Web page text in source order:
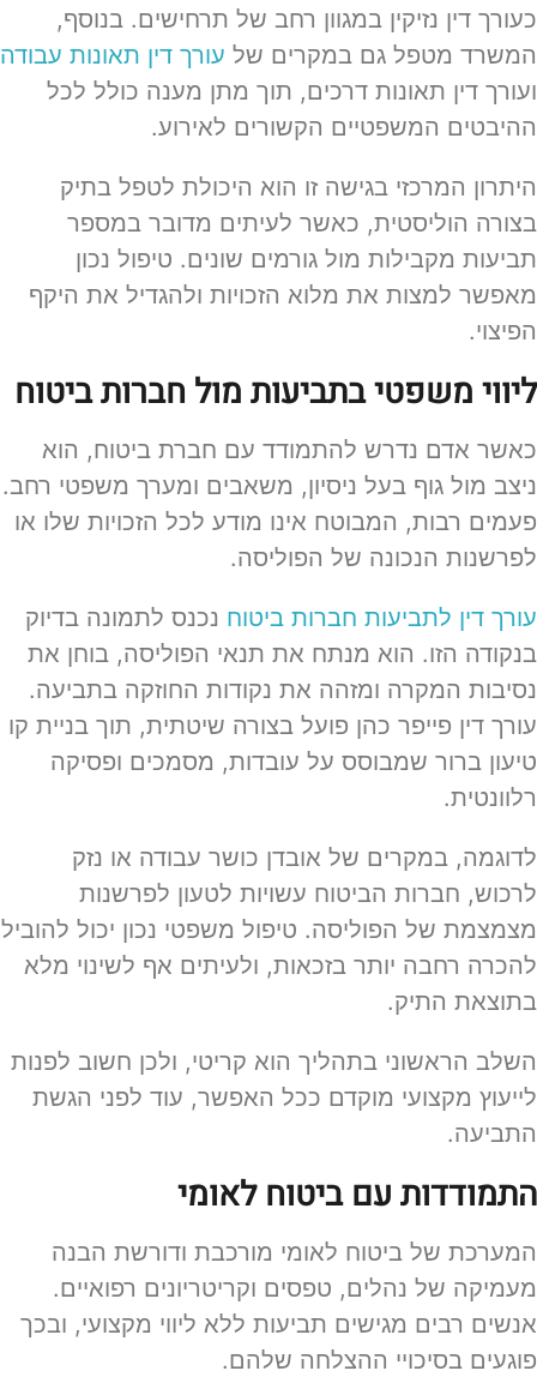
כעורך דין נזיקין במגוון רחב של תרחישים. בנוסף,
המשרד מטפל גם במקרים של עורך דין תאונות עבודה
ועורך דין תאונות דרכים, תוך מתן מענה כולל לכל
ההיבטים המשפטיים הקשורים לאירוע.
היתרון המרכזי בגישה זו הוא היכולת לטפל בתיק
בצורה הוליסטית, כאשר לעיתים מדובר במספר
תביעות מקבילות מול גורמים שונים. טיפול נכון
מאפשר למצות את מלוא הזכויות ולהגדיל את היקף
הפיצוי.
ליווי משפטי בתביעות מול חברות ביטוח
כאשר אדם נדרש להתמודד עם חברת ביטוח, הוא
ניצב מול גוף בעל ניסיון, משאבים ומערך משפטי רחב.
פעמים רבות, המבוטח אינו מודע לכל הזכויות שלו או
לפרשנות הנכונה של הפוליסה.
עורך דין לתביעות חברות ביטוח נכנס לתמונה בדיוק
בנקודה הזו. הוא מנתח את תנאי הפוליסה, בוחן את
נסיבות המקרה ומזהה את נקודות החוזקה בתביעה.
עורך דין פייפר כהן פועל בצורה שיטתית, תוך בניית קו
טיעון ברור שמבוסס על עובדות, מסמכים ופסיקה
רלוונטית.
לדוגמה, במקרים של אובדן כושר עבודה או נזק
לרכוש, חברות הביטוח עשויות לטעון לפרשנות
מצמצמת של הפוליסה. טיפול משפטי נכון יכול להוביל
להכרה רחבה יותר בזכאות, ולעיתים אף לשינוי מלא
בתוצאת התיק.
השלב הראשוני בתהליך הוא קריטי, ולכן חשוב לפנות
לייעוץ מקצועי מוקדם ככל האפשר, עוד לפני הגשת
התביעה.
התמודדות עם ביטוח לאומי
המערכת של ביטוח לאומי מורכבת ודורשת הבנה
מעמיקה של נהלים, טפסים וקריטריונים רפואיים.
אנשים רבים מגישים תביעות ללא ליווי מקצועי, ובכך
פוגעים בסיכויי ההצלחה שלהם.